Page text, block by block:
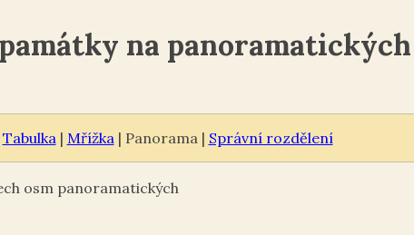
na
Tabulka | Mřížka | Panorama | Správní rozdělení
osm panoramatických